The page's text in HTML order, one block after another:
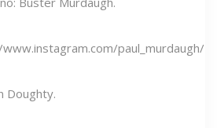
paul_murdaugh/
Doughty.